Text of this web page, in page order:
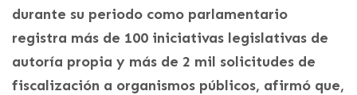
durante su periodo como parlamentario
registra más de 100 iniciativas legislativas de
autoría propia y más de 2 mil solicitudes de
fiscalización a organismos públicos, afirmó que,